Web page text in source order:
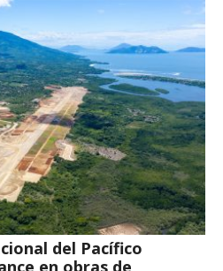
del Pacífico
en obras de